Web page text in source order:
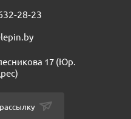
28-23
17 (Юр.